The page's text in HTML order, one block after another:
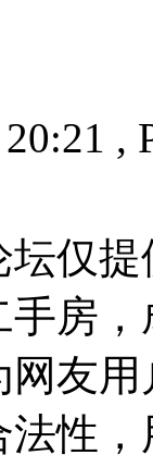
,
仅
房
友
性